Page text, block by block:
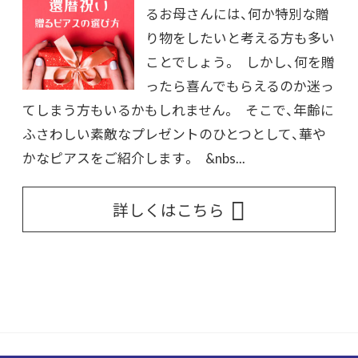
るお母さんには、何か特別な贈
り物をしたいと考える方も多い
ことでしょう。 しかし、何を贈
ったら喜んでもらえるのか迷っ
てしまう方もいるかもしれません。 そこで、年齢に
ふさわしい素敵なプレゼントのひとつとして、華や
かなピアスをご紹介します。 &nbs...
詳しくはこちら